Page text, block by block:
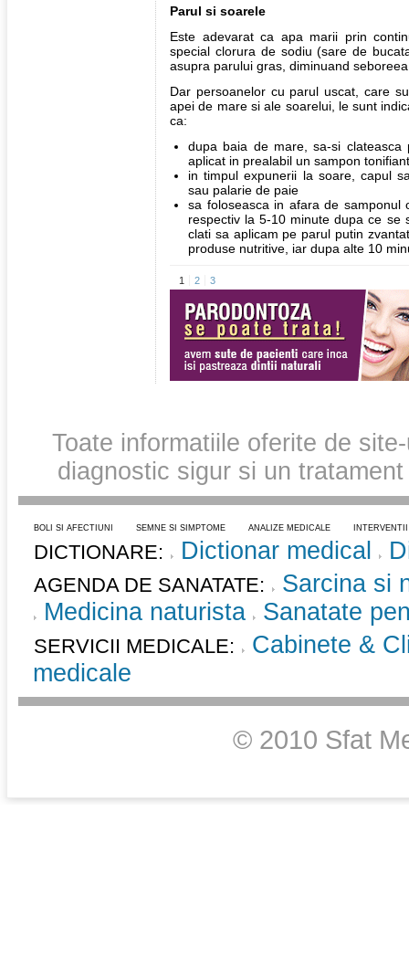
Parul si soarele
Este adevarat ca apa marii prin
special clorura de sodiu (sare de
asupra parului gras, diminuand
Dar persoanelor cu parul uscat, care
apei de mare si ale soarelui, le sunt
ca:
dupa baia de mare, sa-si
aplicat in prealabil un sampon tonifiant
in timpul expunerii la soare, capul
sau palarie de paie
sa foloseasca in afara de samponul
respectiv la 5-10 minute dupa ce se
clati sa aplicam pe parul putin
produse nutritive, iar dupa alte 10
1 2 3
Toate informatiile oferite de
diagnostic sigur si un
BOLI SI AFECTIUNI SEMNE SI SIMPTOME ANALIZE MEDICALE
DICTIONARE: Dictionar medical
AGENDA DE SANATATE:
Sarcina si
Medicina naturista
Sanatate
SERVICII MEDICALE:
Cabinete &
medicale
© 2010 Sfat